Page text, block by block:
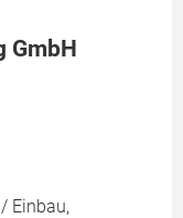
GmbH
Einbau,